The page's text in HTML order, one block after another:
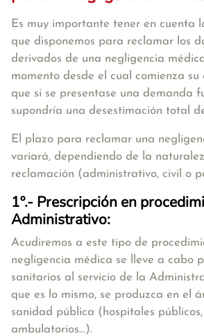
Es muy importante tener en cuenta
que disponemos para reclamar los
derivados de una negligencia
momento desde el cual comienza su
que si se presentase una demanda
supondría una desestimación total
El plazo para reclamar una
variará, dependiendo de la
reclamación (administrativo, civil o
1º.- Prescripción en
Administrativo:
Acudiremos a este tipo de
negligencia médica se lleve a cabo
sanitarios al servicio de la
que es lo mismo, se produzca en el
sanidad pública (hospitales
ambulatorios…).